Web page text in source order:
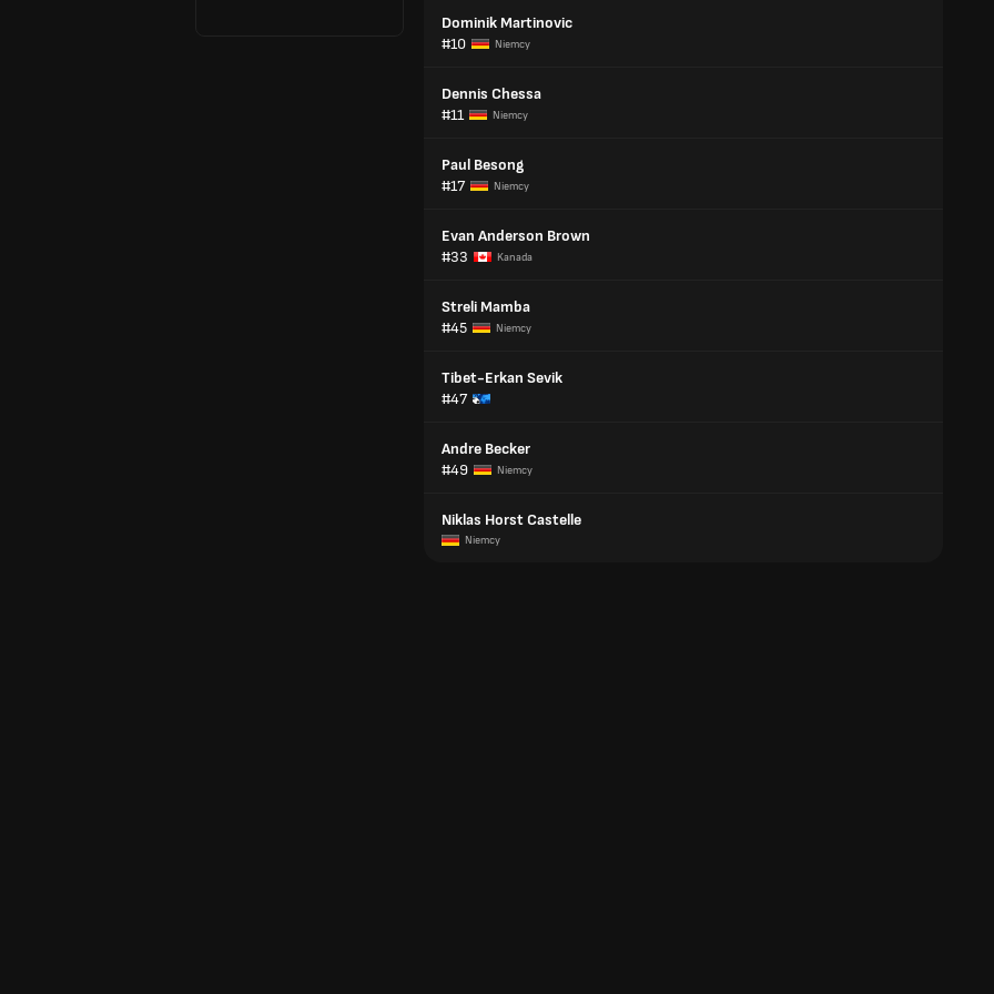
Dominik Martinovic
#10
Niemcy
Dennis Chessa
#11
Niemcy
Paul Besong
#17
Niemcy
Evan Anderson Brown
#33
Kanada
Streli Mamba
#45
Niemcy
Tibet-Erkan Sevik
#47
Andre Becker
#49
Niemcy
Niklas Horst Castelle
Niemcy